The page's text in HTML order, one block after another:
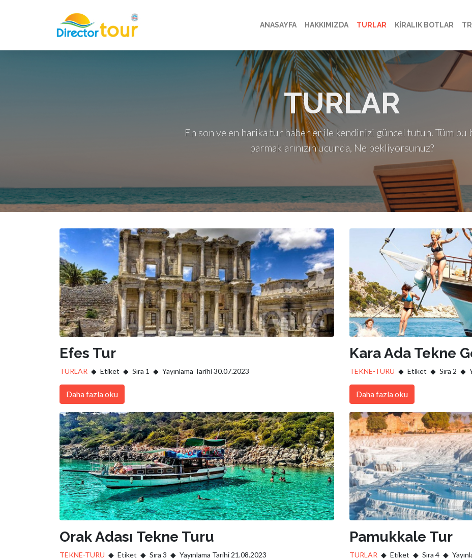
ANASAYFA HAKKIMIZDA TURLAR KİRALIK BOTLAR
TURLAR
En son ve en harika tur haberler ile kendinizi güncel tutun. Tüm bu
parmaklarınızın ucunda, Ne bekliyorsunuz?
Efes Tur
TURLAR Etiket Sıra 1 Yayınlama Tarihi 30.07.2023
Daha fazla oku
Kara Ada Tekne
TEKNE-TURU Etiket Sıra 2
Daha fazla oku
Orak Adası Tekne Turu
TEKNE-TURU Etiket Sıra 3 Yayınlama Tarihi 21.08.2023
Pamukkale Tur
TURLAR Etiket Sıra 4